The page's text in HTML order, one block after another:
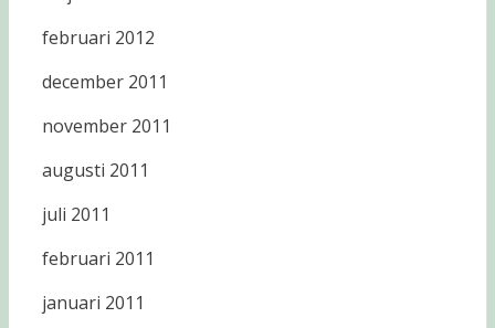
februari 2012
december 2011
november 2011
augusti 2011
juli 2011
februari 2011
januari 2011